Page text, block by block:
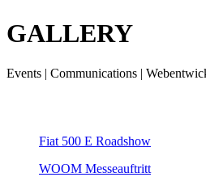
GALLERY
Events | Communications |
Fiat 500 E Roadshow
WOOM Messeauftritt